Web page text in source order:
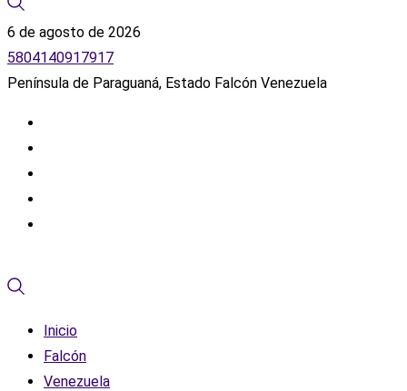
6 de agosto de 2026
5804140917917
Península de Paraguaná, Estado Falcón Venezuela
Inicio
Falcón
Venezuela